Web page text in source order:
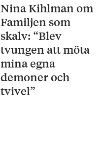
Nina Kihlman om
Familjen som
skalv: “Blev
tvungen att möta
mina egna
demoner och
tvivel”